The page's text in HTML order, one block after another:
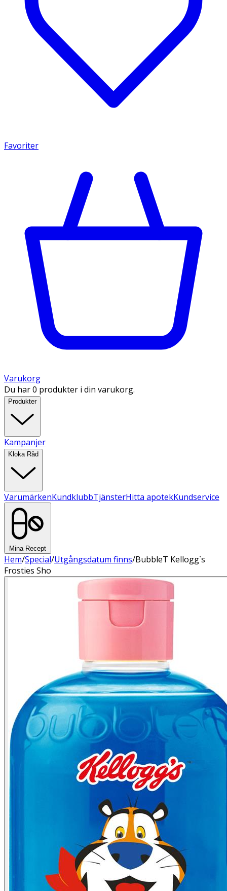
Favoriter
Varukorg
Du har 0 produkter i din varukorg.
Produkter
Kampanjer
Kloka Råd
VarumärkenKundklubbTjänsterHitta apotekKundservice
Mina Recept
Hem/Special/Utgångsdatum finns/BubbleT Kellogg`s
Frosties Sho